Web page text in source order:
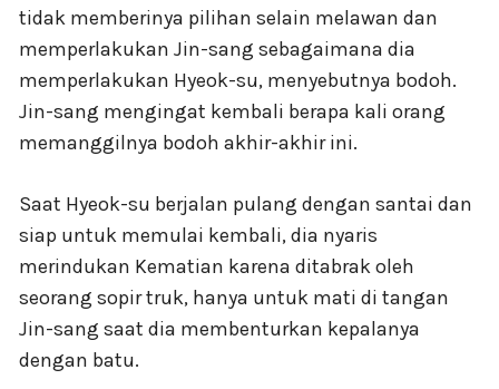
tidak memberinya pilihan selain melawan dan
memperlakukan Jin-sang sebagaimana dia
memperlakukan Hyeok-su, menyebutnya bodoh.
Jin-sang mengingat kembali berapa kali orang
memanggilnya bodoh akhir-akhir ini.
Saat Hyeok-su berjalan pulang dengan santai dan
siap untuk memulai kembali, dia nyaris
merindukan Kematian karena ditabrak oleh
seorang sopir truk, hanya untuk mati di tangan
Jin-sang saat dia membenturkan kepalanya
dengan batu.